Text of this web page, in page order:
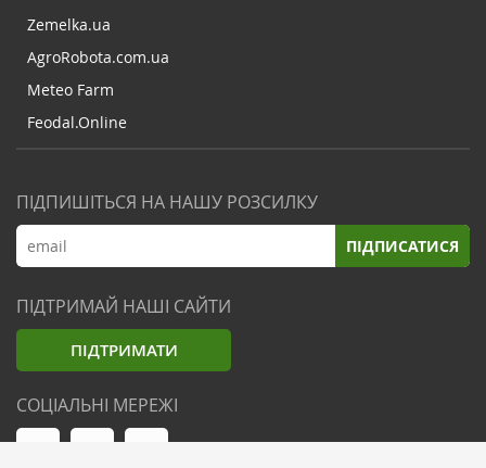
Zemelka.ua
AgroRobota.com.ua
Meteo Farm
Feodal.Online
ПІДПИШІТЬСЯ НА НАШУ РОЗСИЛКУ
ПІДПИСАТИСЯ
ПІДТРИМАЙ НАШІ САЙТИ
ПІДТРИМАТИ
СОЦІАЛЬНІ МЕРЕЖІ